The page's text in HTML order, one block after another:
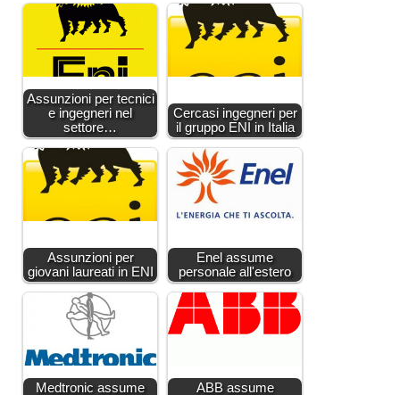
Assunzioni per tecnici
e ingegneri nel
settore…
Cercasi ingegneri per
il gruppo ENI in Italia
Assunzioni per
giovani laureati in ENI
Enel assume
personale all'estero
Medtronic assume
ABB assume